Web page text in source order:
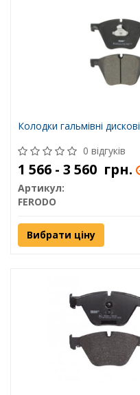
Колодки гальмівні дискові
0 відгуків
1 566 - 3 560 грн.
Артикул:
FERODO
Вибрати ціну